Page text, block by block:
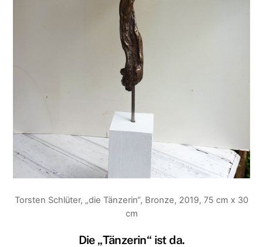
Torsten Schlüter, „die Tänzerin“, Bronze, 2019, 75 cm x 30
cm
Die „Tänzerin“ ist da.